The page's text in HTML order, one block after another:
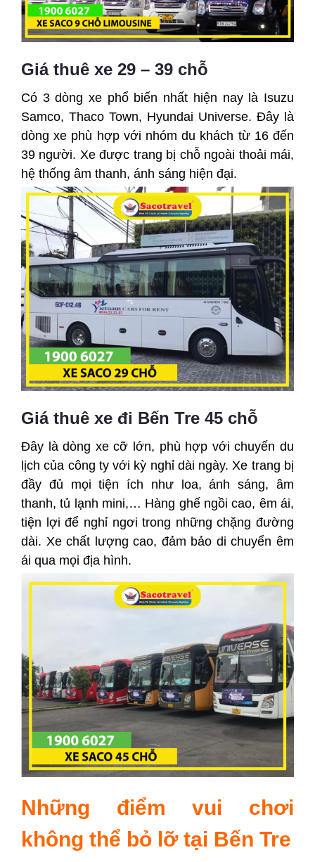
Giá thuê xe 29 – 39 chỗ
Có 3 dòng xe phổ biến nhất hiện nay là Isuzu
Samco, Thaco Town, Hyundai Universe. Đây là
dòng xe phù hợp với nhóm du khách từ 16 đến
39 người. Xe được trang bị chỗ ngoài thoải mái,
hệ thống âm thanh, ánh sáng hiện đại.
Giá thuê xe đi Bến Tre 45 chỗ
Đây là dòng xe cỡ lớn, phù hợp với chuyến du
lịch của công ty với kỳ nghỉ dài ngày. Xe trang bị
đầy đủ mọi tiện ích như loa, ánh sáng, âm
thanh, tủ lạnh mini,… Hàng ghế ngồi cao, êm ái,
tiện lợi để nghỉ ngơi trong những chặng đường
dài. Xe chất lượng cao, đảm bảo di chuyển êm
ái qua mọi địa hình.
Những điểm vui chơi
không thể bỏ lỡ tại Bến Tre